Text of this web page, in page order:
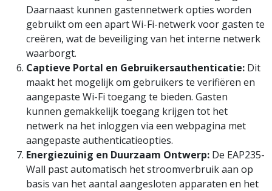
Daarnaast kunnen gastennetwerk opties worden
gebruikt om een apart Wi-Fi-netwerk voor gasten te
creëren, wat de beveiliging van het interne netwerk
waarborgt.
Captieve Portal en Gebruikersauthenticatie: Dit
maakt het mogelijk om gebruikers te verifiëren en
aangepaste Wi-Fi toegang te bieden. Gasten
kunnen gemakkelijk toegang krijgen tot het
netwerk na het inloggen via een webpagina met
aangepaste authenticatieopties.
Energiezuinig en Duurzaam Ontwerp: De EAP235-
Wall past automatisch het stroomverbruik aan op
basis van het aantal aangesloten apparaten en het